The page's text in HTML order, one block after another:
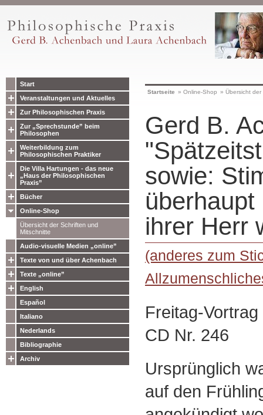
Start
Veranstaltungen und Aktuelles
Zur Philosophischen Praxis
Zur „Sprechstunde” beim
Philosophen
Weiterbildung zum
Philosophischen Praktiker
Die Villa Hartungen - das neue
„Haus der Philosophischen
Praxis”
Bücher
Online-Shop
Übersicht der Schriften und
Mitschnitte
Audio-visuelle Medien „online”
Texte von und über Achenbach
Texte „online”
English
Español
Italiano
Nederlands
Bibliographie
Archiv
Startseite » Online-Shop » Übersicht
Gerd B.
sowie:
ihrer Herr
(anderes zum
Freitag-
CD Nr. 246
Ursprünglich
auf den